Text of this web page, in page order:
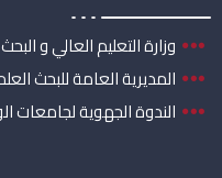
وزارة التعليم العالي و
المديرية العامة للبحث
الندوة الجهوية لجامعات